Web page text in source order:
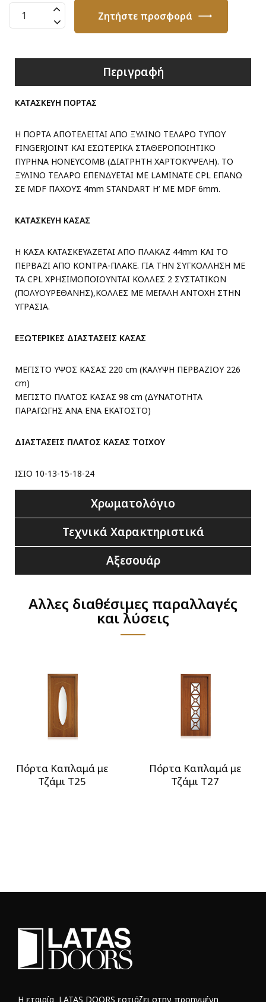
Πόρτα
Καπλαμά
Ζητήστε προσφορά
Περιγραφή
ΚΑΤΑΣΚΕΥΗ ΠΟΡΤΑΣ
Η ΠΟΡΤΑ ΑΠΟΤΕΛΕΙΤΑΙ ΑΠΟ ΞΥΛΙΝΟ ΤΕΛΑΡΟ ΤΥΠΟΥ
FINGERJOINT ΚΑΙ ΕΣΩΤΕΡΙΚΑ ΣΤΑΘΕΡΟΠΟΙΗΤΙΚΟ
ΠΥΡΗΝΑ HONEYCOMB (ΔΙΑΤΡΗΤΗ ΧΑΡΤΟΚΥΨΕΛΗ). ΤΟ
ΞΥΛΙΝΟ ΤΕΛΑΡΟ ΕΠΕΝΔΥΕΤΑΙ ΜΕ LAMINATE CPL ΕΠΑΝΩ
ΣΕ MDF ΠΑΧΟΥΣ 4mm STANDART H’ ME MDF 6mm.
ΚΑΤΑΣΚΕΥΗ ΚΑΣΑΣ
Η ΚΑΣΑ ΚΑΤΑΣΚΕΥΑΖΕΤΑΙ ΑΠΟ ΠΛΑΚΑΖ 44mm ΚΑΙ ΤΟ
ΠΕΡΒΑΖΙ ΑΠΟ ΚΟΝΤΡΑ-ΠΛΑΚΕ. ΓΙΑ ΤΗΝ ΣΥΓΚΟΛΛΗΣΗ ΜΕ
ΤΑ CPL ΧΡΗΣΙΜΟΠΟΙΟΥΝΤΑΙ ΚΟΛΛΕΣ 2 ΣΥΣΤΑΤΙΚΩΝ
(ΠΟΛΥΟΥΡΕΘΑΝΗΣ),ΚΟΛΛΕΣ ΜΕ ΜΕΓΑΛΗ ΑΝΤΟΧΗ ΣΤΗΝ
ΥΓΡΑΣΙΑ.
ΕΞΩΤΕΡΙΚΕΣ ΔΙΑΣΤΑΣΕΙΣ ΚΑΣΑΣ
ΜΕΓΙΣΤΟ ΥΨΟΣ ΚΑΣΑΣ 220 cm (ΚΑΛΥΨΗ ΠΕΡΒΑΖΙΟΥ 226
cm)
ΜΕΓΙΣΤΟ ΠΛΑΤΟΣ ΚΑΣΑΣ 98 cm (ΔΥΝΑΤΟΤΗΤΑ
ΠΑΡΑΓΩΓΗΣ ΑΝΑ ΕΝΑ ΕΚΑΤΟΣΤΟ)
ΔΙΑΣΤΑΣΕΙΣ ΠΛΑΤΟΣ ΚΑΣΑΣ ΤΟΙΧΟΥ
ΙΣΙΟ 10-13-15-18-24
Χρωματολόγιο
Τεχνικά Χαρακτηριστικά
Αξεσουάρ
Αλλες διαθέσιμες παραλλαγές
και λύσεις
Πόρτα Καπλαμά με
Τζάμι T25
Πόρτα Καπλαμά με
Τζάμι T27
Η εταιρία LATAS DOORS εστιάζει στην προηγμένη